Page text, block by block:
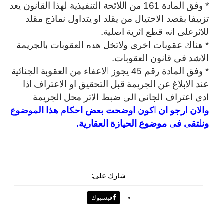
* وفق المادة 161 من اللائحة التنفيذية لهذا القانون يعد
تزييفا بقصد الاحتيال من يقلد او يتداول نماذج مقلد
للاثرعلى انه قطع اثرية اصلية.
* هناك عقوبات اخرى ولاتخل هذه العقوبات بالجريمة
الاشد فى قانون العقوبات.
* وفق المادة رقم 45 يجوز الاعفاء من العقوبة الجنائية
عند الابلاغ عن الجريمة قبل التحقيق او الاعتراف اذا
ادى اعتراف الجانى الى ضبط الاثر محل الجريمة
والان ارجو ان اكون اوضحت بعض احكام هذا الموضوع
ونلتقى فى موضوع الحياز ة العقارية.
شارك على:
فيسبوك